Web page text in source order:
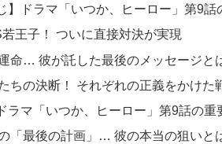
】ドラマ「いつか、ヒーロー」第9話
王子！ ついに直接対決が実現
命… 彼が託した最後のメッセージと
ちの決断！ それぞれの正義をかけた
ラマ「いつか、ヒーロー」第9話の
「最後の計画」… 彼の本当の狙いと